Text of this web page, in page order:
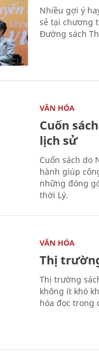
Nhiều gợi ý
sẻ tại chương
Đường sách
VĂN HÓA
Cuốn
lịch sử
Cuốn sách do
hành giúp
những đóng
thời Lý.
VĂN HÓA
Thị
Thị trường
không ít khó
hóa đọc trong